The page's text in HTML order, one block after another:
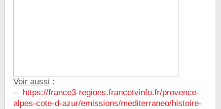
Voir aussi :
– https://france3-regions.francetvinfo.fr/provence-
alpes-cote-d-azur/emissions/mediterraneo/histoire-